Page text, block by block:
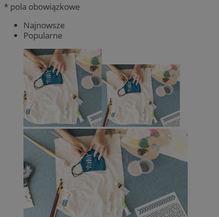
* pola obowiązkowe
Najnowsze
Popularne